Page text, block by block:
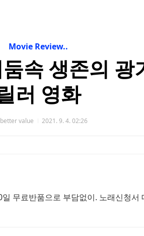
Movie Review..
속 생존의 광
러 영화
value 2021. 9. 4. 02:26
무료반품으로 부담없이. 노래신청서